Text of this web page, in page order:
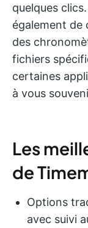
quelques
également de
des
fichiers
certaines
à vous
Les
de
Options
avec suivi